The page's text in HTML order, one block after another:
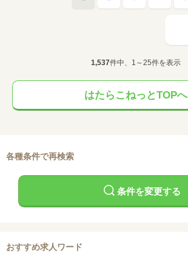
1,537件中、1～25件を表示
はたらこねっとTOPへ
各種条件で再検索
条件を変更する
おすすめ求人ワード